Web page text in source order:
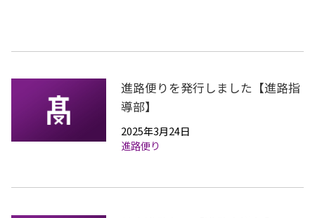
進路便りを発行しました【進路指
導部】
2025年3月24日
進路便り